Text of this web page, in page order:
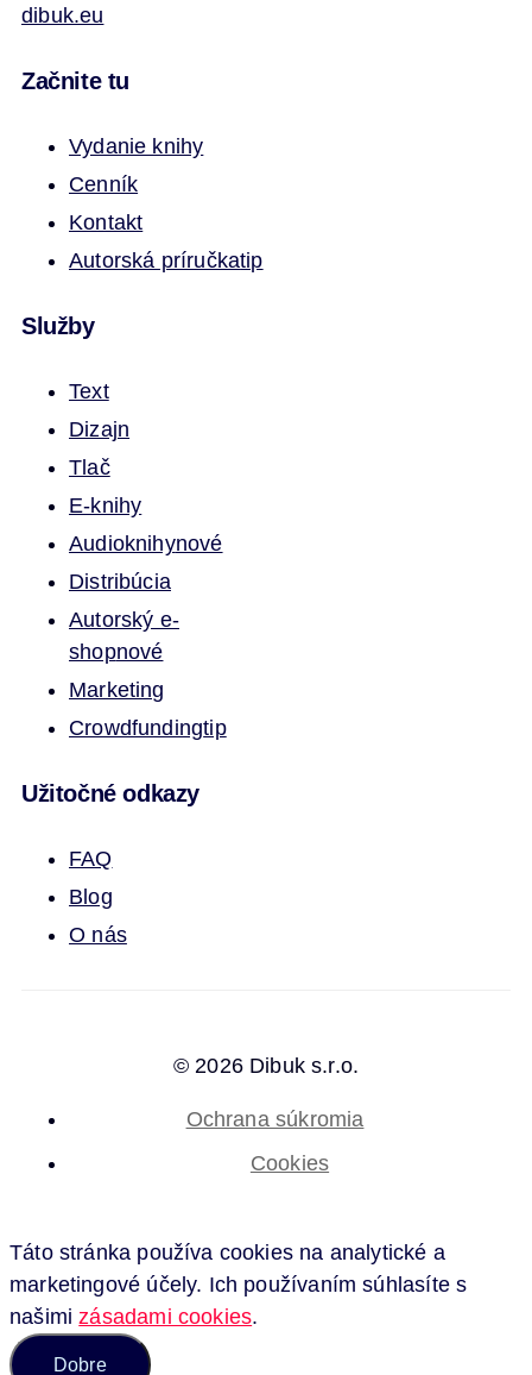
dibuk.eu
Začnite tu
Vydanie knihy
Cenník
Kontakt
Autorská príručkatip
Služby
Text
Dizajn
Tlač
E-knihy
Audioknihynové
Distribúcia
Autorský e-
shopnové
Marketing
Crowdfundingtip
Užitočné odkazy
FAQ
Blog
O nás
© 2026 Dibuk s.r.o.
Ochrana súkromia
Cookies
Táto stránka používa cookies na analytické a
marketingové účely. Ich používaním súhlasíte s
našimizásadami cookies.
Dobre